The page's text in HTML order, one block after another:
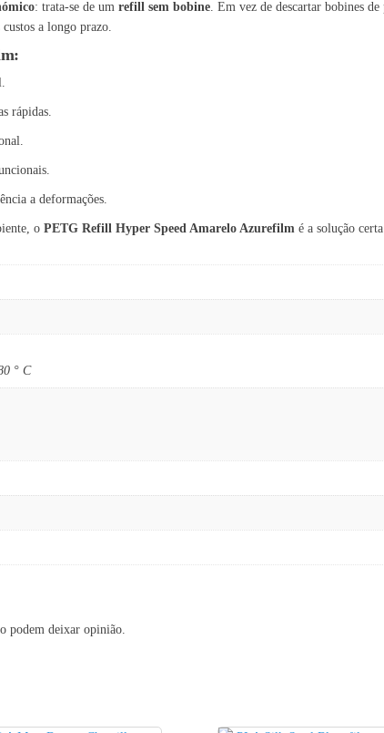
: trata-se de um refill sem bobine . Em vez de descartar bobines
a longo prazo.
rápidas.
a deformações.
o PETG Refill Hyper Speed Amarelo Azurefilm é a solução
° C
podem deixar opinião.